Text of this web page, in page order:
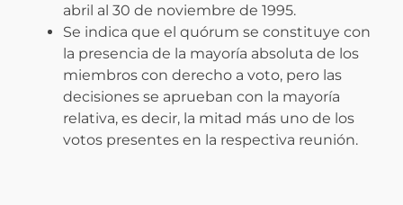
abril al 30 de noviembre de 1995.
Se indica que el quórum se constituye con
la presencia de la mayoría absoluta de los
miembros con derecho a voto, pero las
decisiones se aprueban con la mayoría
relativa, es decir, la mitad más uno de los
votos presentes en la respectiva reunión.